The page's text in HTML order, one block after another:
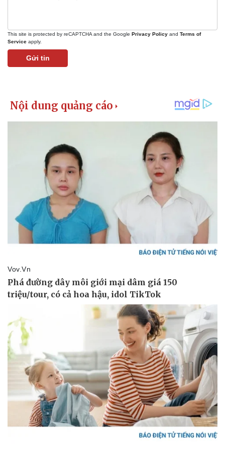
This site is protected by reCAPTCHA and the Google Privacy Policy and Terms of
Service apply.
Gửi tin